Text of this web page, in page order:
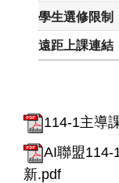
114-1主導
AI聯盟114-
新.pdf